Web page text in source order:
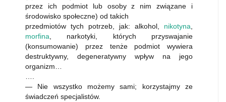
przez ich podmiot lub osoby z nim związane i
środowisko społeczne) od takich
przedmiotów tych potrzeb, jak: alkohol, nikotyna
morfina , narkotyki, których przyswajanie
(konsumowanie) przez tenże podmiot wywiera
destruktywny, degeneratywny wpływ na jego
organizm…
— Nie wszystko możemy sami; korzystajmy ze
świadczeń specjalistów.